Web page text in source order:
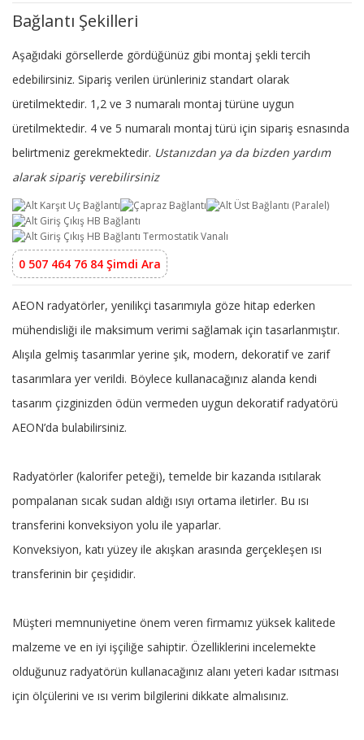
Bağlantı Şekilleri
Aşağıdaki görsellerde gördüğünüz gibi montaj şekli tercih
edebilirsiniz. Sipariş verilen ürünleriniz standart olarak
üretilmektedir. 1,2 ve 3 numaralı montaj türüne uygun
üretilmektedir. 4 ve 5 numaralı montaj türü için sipariş esnasında
belirtmeniz gerekmektedir. Ustanızdan ya da bizden yardım
alarak sipariş verebilirsiniz
0 507 464 76 84 Şimdi Ara
AEON radyatörler, yenilikçi tasarımıyla göze hitap ederken
mühendisliği ile maksimum verimi sağlamak için tasarlanmıştır.
Alışıla gelmiş tasarımlar yerine şık, modern, dekoratif ve zarif
tasarımlara yer verildi. Böylece kullanacağınız alanda kendi
tasarım çizginizden ödün vermeden uygun dekoratif radyatörü
AEON’da bulabilirsiniz.
Radyatörler (kalorifer peteği), temelde bir kazanda ısıtılarak
pompalanan sıcak sudan aldığı ısıyı ortama iletirler. Bu ısı
transferini konveksiyon yolu ile yaparlar.
Konveksiyon, katı yüzey ile akışkan arasında gerçekleşen ısı
transferinin bir çeşididir.
Müşteri memnuniyetine önem veren firmamız yüksek kalitede
malzeme ve en iyi işçiliğe sahiptir. Özelliklerini incelemekte
olduğunuz radyatörün kullanacağınız alanı yeteri kadar ısıtması
için ölçülerini ve ısı verim bilgilerini dikkate almalısınız.